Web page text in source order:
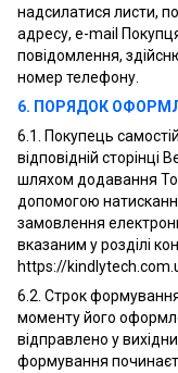
надсилатися листи,
адресу, e-mail
повідомлення,
номер телефону.
6. ПОРЯДОК
6.1. Покупець
відповідній
шляхом додавання
допомогою
замовлення
вказаним у розділі
https://
6.2. Строк
моменту його
відправлено у
формування